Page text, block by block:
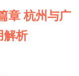
章 杭州与广
解析